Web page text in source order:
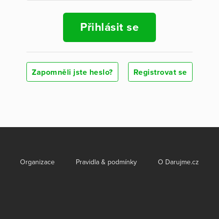
Přihlásit se
Zapomněli jste heslo? Registrovat se
Organizace Pravidla & podmínky O Darujme.cz